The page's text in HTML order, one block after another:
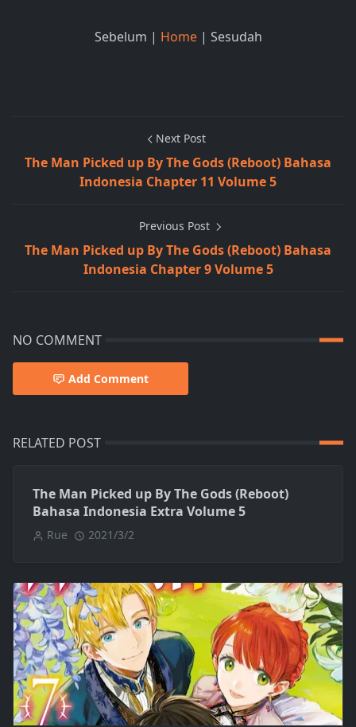
Sebelum | Home | Sesudah
Next Post
The Man Picked up By The Gods (Reboot) Bahasa
Indonesia Chapter 11 Volume 5
Previous Post
The Man Picked up By The Gods (Reboot) Bahasa
Indonesia Chapter 9 Volume 5
NO COMMENT
Add Comment
RELATED POST
The Man Picked up By The Gods (Reboot)
Bahasa Indonesia Extra Volume 5
Rue 2021/3/2